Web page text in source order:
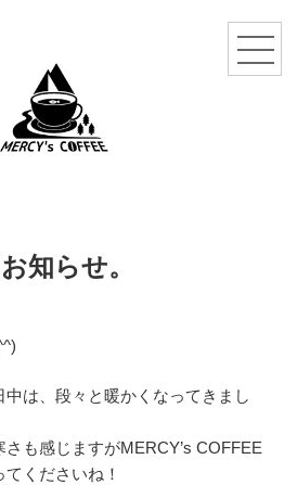
知らせ。
は、段々と暖かくなってきまし
も感じますがMERCY’s COFFEE
くださいね！